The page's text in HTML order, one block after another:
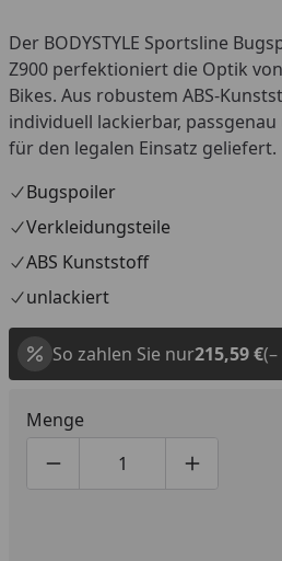
Der BODYSTYLE Sportsline
Z900 perfektioniert die Optik
Bikes. Aus robustem ABS-
individuell lackierbar,
für den legalen Einsatz geliefert.
Bugspoiler
Verkleidungsteile
ABS Kunststoff
unlackiert
So zahlen Sie nur215,59 €
Menge
Produktmenge um eins
Produktmenge